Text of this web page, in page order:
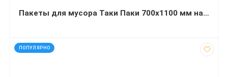
Пакеты для мусора Таки Паки 700х1100 мм на 120 литров 20 штук
ПОПУЛЯРНО
код: 1900